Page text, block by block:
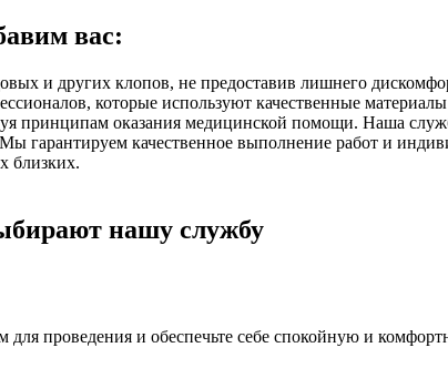
вас:
и других клопов, не предоставив лишнего
которые используют качественные
принципам оказания медицинской помощи. Наша
гарантируем качественное выполнение работ и
близких.
нашу службу
проведения и обеспечьте себе спокойную и